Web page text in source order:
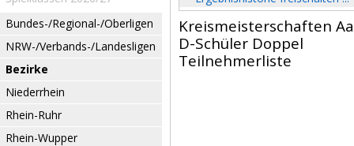
Bundes-/Regional-/Oberligen
NRW-/Verbands-/Landesligen
Bezirke
Niederrhein
Rhein-Ruhr
Rhein-Wupper
Kreismeisterschaften
D-Schüler Doppel
Teilnehmerliste